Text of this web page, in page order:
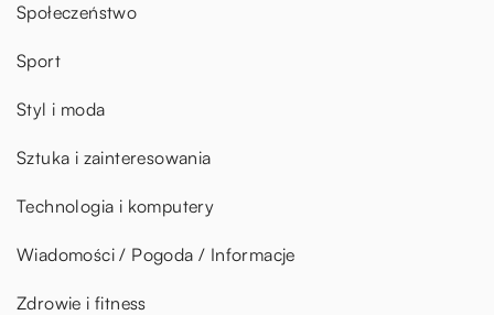
Społeczeństwo
Sport
Styl i moda
Sztuka i zainteresowania
Technologia i komputery
Wiadomości / Pogoda / Informacje
Zdrowie i fitness